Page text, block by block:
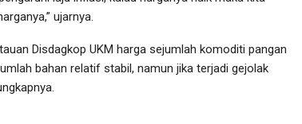
ujarnya.
Disdagkop UKM harga sejumlah komoditi pangan
bahan relatif stabil, namun jika terjadi gejolak